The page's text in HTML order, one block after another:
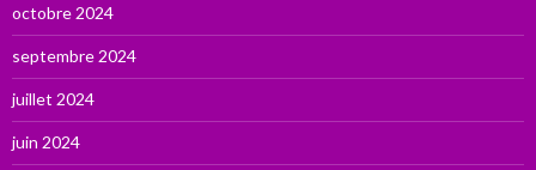
octobre 2024
septembre 2024
juillet 2024
juin 2024